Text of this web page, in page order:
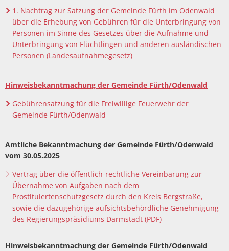
1. Nachtrag zur Satzung der Gemeinde Fürth im Odenwald
über die Erhebung von Gebühren für die Unterbringung von
Personen im Sinne des Gesetzes über die Aufnahme und
Unterbringung von Flüchtlingen und anderen ausländischen
Personen (Landesaufnahmegesetz)
Hinweisbekanntmachung der Gemeinde Fürth/Odenwald
Gebührensatzung für die Freiwillige Feuerwehr der
Gemeinde Fürth/Odenwald
Amtliche Bekanntmachung der Gemeinde Fürth/Odenwald
vom 30.05.2025
Vertrag über die öffentlich-rechtliche Vereinbarung zur
Übernahme von Aufgaben nach dem
Prostituiertenschutzgesetz durch den Kreis Bergstraße,
sowie die dazugehörige aufsichtsbehördliche Genehmigung
des Regierungspräsidiums Darmstadt (PDF)
Hinweisbekanntmachung der Gemeinde Fürth/Odenwald